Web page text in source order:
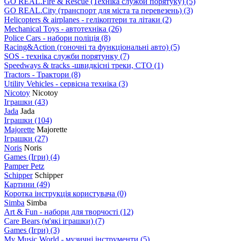
GO REAL.City (транспорт для міста та перевезень) (3)
Helicopters & airplanes - гелікоптери та літаки (2)
Mechanical Toys - автотехніка (26)
Police Cars - набори поліція (8)
Racing&Action (гоночні та функціональні авто) (5)
SOS - техніка служби порятунку (7)
Speedways & tracks -швидкісні треки, СТО (1)
Tractors - Трактори (8)
Utility Vehicles - сервісна техніка (3)
Nicotoy Nicotoy
Іграшки (43)
Jada Jada
Іграшки (104)
Majorette Majorette
Іграшки (27)
Noris Noris
Games (Ігри) (4)
Pamper Petz
Schipper Schipper
Картини (49)
Коротка інструкція користувача (0)
Simba Simba
Art & Fun - набори для творчості (12)
Care Bears (м'які іграшки) (7)
Games (Ігри) (3)
My Music World - музичні інструменти (5)